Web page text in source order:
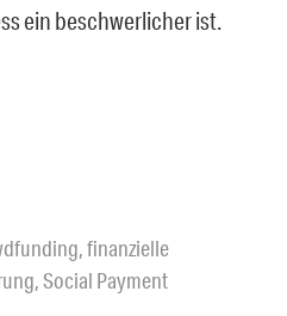
ein beschwerlicher ist.
,finanzielle
,Social Payment